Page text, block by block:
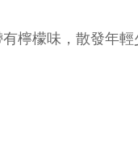
檸檬味，散發年